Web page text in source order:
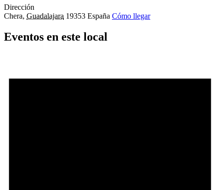
Dirección
Chera, Guadalajara 19353 España Cómo llegar
Eventos en este local